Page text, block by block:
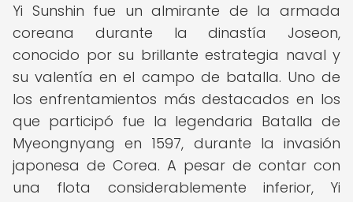
Yi Sunshin fue un almirante de la armada
coreana durante la dinastía Joseon,
conocido por su brillante estrategia naval y
su valentía en el campo de batalla. Uno de
los enfrentamientos más destacados en los
que participó fue la legendaria Batalla de
Myeongnyang en 1597, durante la invasión
japonesa de Corea. A pesar de contar con
una flota considerablemente inferior, Yi